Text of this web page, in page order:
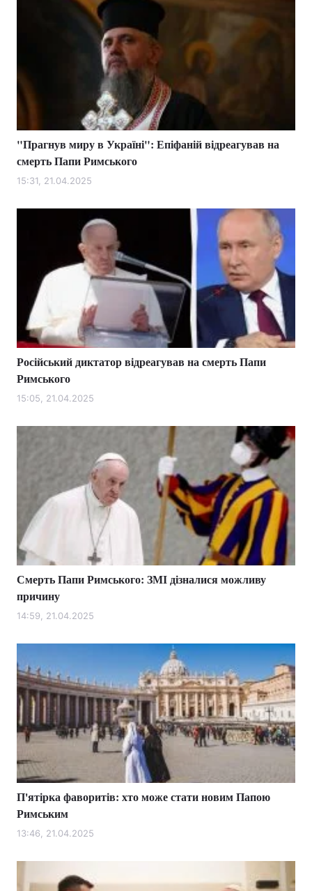
"Прагнув миру в Україні": Епіфаній відреагував на
смерть Папи Римського
15:31, 21.04.2025
Російський диктатор відреагував на смерть Папи
Римського
15:05, 21.04.2025
Смерть Папи Римського: ЗМІ дізналися можливу
причину
14:59, 21.04.2025
П'ятірка фаворитів: хто може стати новим Папою
Римським
13:46, 21.04.2025